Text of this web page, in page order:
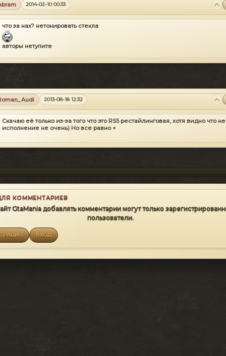
2014-02-10 00:33
что за нах? нетонировать стекла
авторы нетупите
2013-08-18 12:32
Скачаю её только из-за того что это RS5 рестайлинговая, хотя видно что не
исполнение не очень) Но все равно +
КОММЕНТАРИЕВ
GtaMania добавлять комментарии могут только
пользователи.
ВХОД